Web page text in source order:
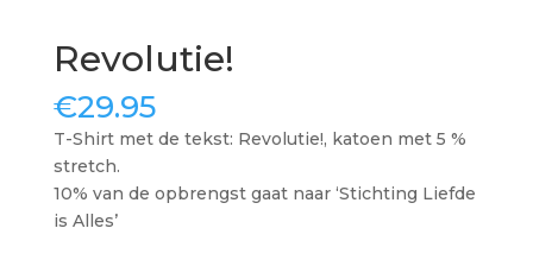
Revolutie!
€29.95
T-Shirt met de tekst: Revolutie!, katoen met 5 %
stretch.
10% van de opbrengst gaat naar ‘Stichting Liefde
is Alles’